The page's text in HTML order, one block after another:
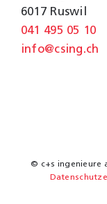
6017 Ruswil
041 495 05 10
info@csing.ch
© c+s ingenieure